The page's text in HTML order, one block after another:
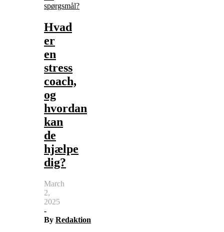
spørgsmål?
Hvad
er
en
stress
coach,
og
hvordan
kan
de
hjælpe
dig?
March
2,
2025
-
By Redaktion